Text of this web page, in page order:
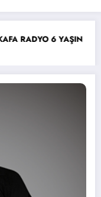
İBB Başkanı Ekrem